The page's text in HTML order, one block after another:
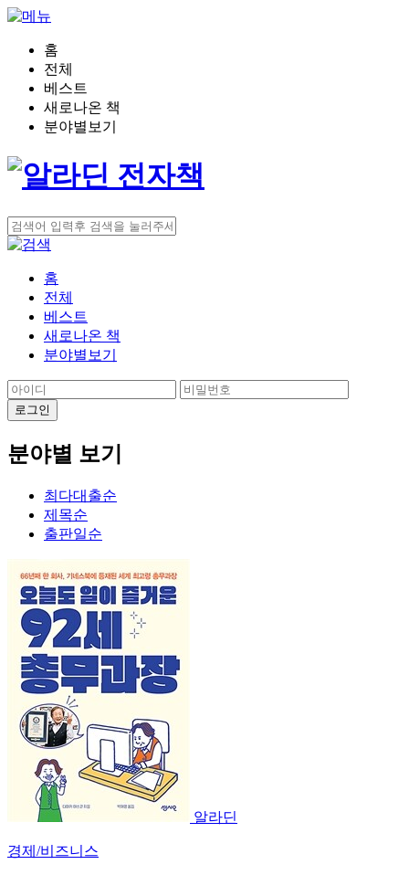
홈
전체
베스트
새로나온 책
분야별보기
홈
전체
베스트
새로나온 책
분야별보기
분야별 보기
최다대출순
제목순
출판일순
알라딘
경제/비즈니스